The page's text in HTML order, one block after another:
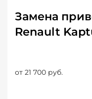
Замена
Renault
от 21 700 руб.